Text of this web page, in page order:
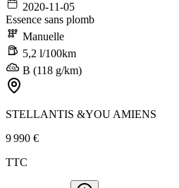
2020-11-05
Essence sans plomb
Manuelle
5,2 l/100km
B (118 g/km)
STELLANTIS &YOU AMIENS
9 990 €
TTC